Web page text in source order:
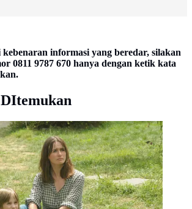
informasi yang beredar, silakan
0811 9787 670 hanya dengan ketik kata
saat tampil di Our Idiot Brother. (The
Walkmark Films via IMDb)